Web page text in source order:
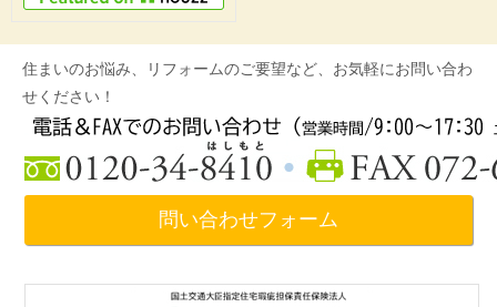
住まいのお悩み、リフォームのご要望など、お気軽にお問い合わ
せください！
問い合わせフォーム